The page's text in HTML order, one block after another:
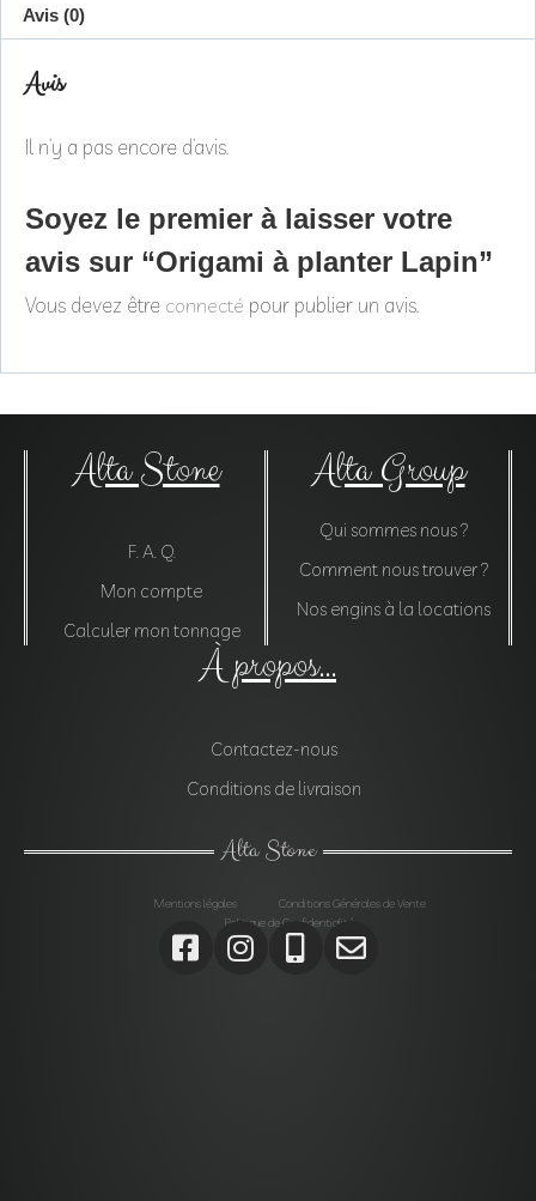
Avis (0)
Avis
Il n’y a pas encore d’avis.
Soyez le premier à laisser votre
avis sur “Origami à planter Lapin”
Vous devez être connecté pour publier un avis.
Alta Stone
F. A. Q.
Mon compte
Calculer mon tonnage
Alta Group
Qui sommes nous ?
Comment nous trouver ?
Nos engins à la locations
À propos...
Contactez-nous
Conditions de livraison
Alta Stone
Mentions légales
Conditions Générales de Vente
Politique de Confidentialité